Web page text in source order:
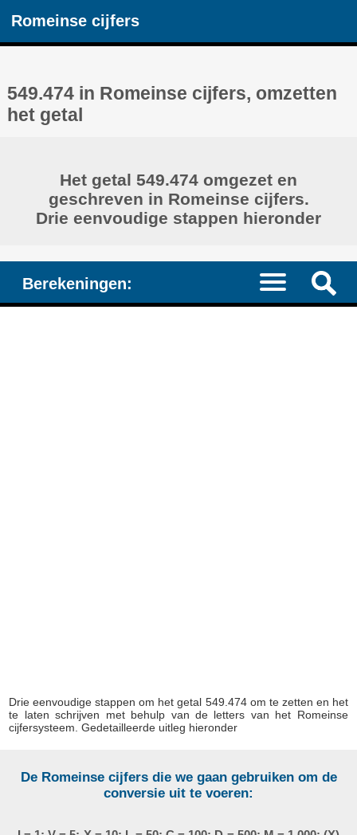
Romeinse cijfers
549.474 in Romeinse cijfers, omzetten
het getal
Het getal 549.474 omgezet en
geschreven in Romeinse cijfers.
Drie eenvoudige stappen hieronder
Berekeningen:
Drie eenvoudige stappen om het getal 549.474 om te zetten en het
te laten schrijven met behulp van de letters van het Romeinse
cijfersysteem. Gedetailleerde uitleg hieronder
De Romeinse cijfers die we gaan gebruiken om de
conversie uit te voeren: